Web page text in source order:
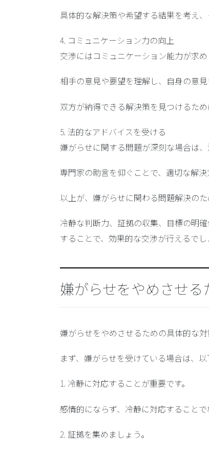
具体的な解決策や希望する結果を考え
4. コミュニケーション力の向上
交渉にはコミュニケーション能力が求め
相手の意見や要望を理解し、自身の意
双方が納得できる解決策を見つけるため
5. 法的なアドバイスを受ける
嫌がらせに関する問題が深刻な場合は
専門家の助言を仰ぐことで、適切な解決
以上が、嫌がらせに関わる問題解決のた
冷静な判断力、証拠の収集、目標の明
することで、効果的な交渉が行えるでし
嫌がらせをやめさせ
嫌がらせをやめさせるための具体的な
まず、嫌がらせを受けている場合は、
1. 冷静に対応することが重要です。
感情的にならず、冷静に対応すること
2. 証拠を集めましょう。